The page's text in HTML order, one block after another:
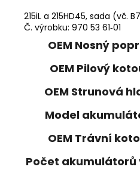
215iL a 215HD45, sada (vč.
Č. výrobku: 970 53 61‑01
OEM Nosný
OEM Pilový
OEM Strunová
Model
OEM Trávní
Počet akumulátorů